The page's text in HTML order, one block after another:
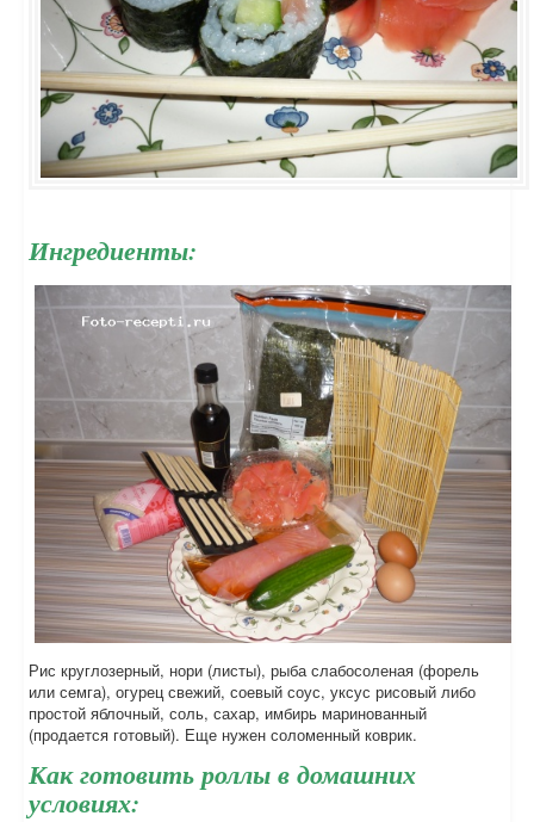
Ингредиенты:
Рис круглозерный, нори (листы), рыба слабосоленая (форель
или семга), огурец свежий, соевый соус, уксус рисовый либо
простой яблочный, соль, сахар, имбирь маринованный
(продается готовый). Еще нужен соломенный коврик.
Как готовить роллы в домашних
условиях: